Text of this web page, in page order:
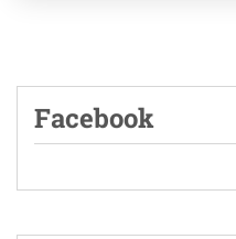
Facebook